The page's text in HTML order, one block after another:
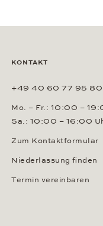
KONTAKT
+49 40 60 77 95 80
Mo. – Fr.: 10:00 –
Sa.: 10:00 – 16:00
Zum Kontaktformular
Niederlassung finden
Termin vereinbaren